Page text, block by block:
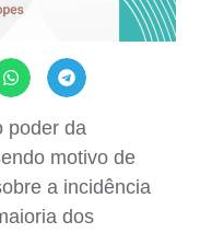
poder da
motivo de
a incidência
dos